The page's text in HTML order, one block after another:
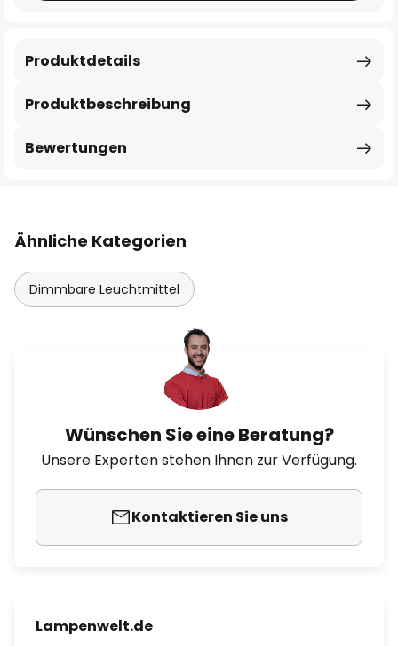
Produktbeschreibung
Produktdetails
Bewertungen
Ähnliche Kategorien
Dimmbare Leuchtmittel
Wünschen Sie eine Beratung?
Unsere Experten stehen Ihnen zur Verfügung.
Kontaktieren Sie uns
Lampenwelt.de